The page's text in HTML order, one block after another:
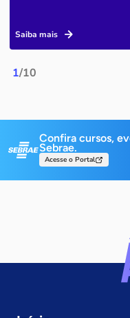
1/10
Saiba mais
Confira cursos,
Sebrae.
Acesse o Portal